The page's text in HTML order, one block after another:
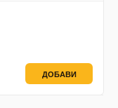
ДОБАВИ